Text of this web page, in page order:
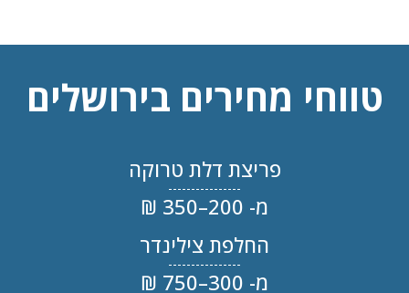
טווחי מחירים בירושלים
פריצת דלת טרוקה
מ- 200–350 ₪
החלפת צילינדר
מ- 300–750 ₪